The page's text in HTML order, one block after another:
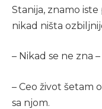
Stanija, znamo
nikad ništa
– Nikad se ne zna
– Ceo život šetam
sa njom.